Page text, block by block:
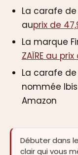
La carafe
auprix de
La marque
ZAÏRE au
La carafe
nommée
Amazon
Débuter dans
clair qui vous